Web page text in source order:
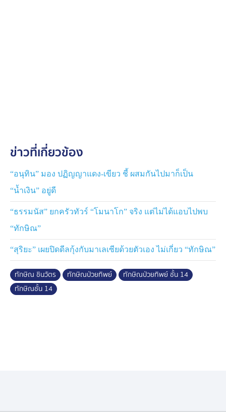
ข่าวที่เกี่ยวข้อง
“อนุทิน” มอง ปฏิญญาแดง-เขียว ชี้ ผสมกันไปมาก็เป็น
“น้ำเงิน” อยู่ดี
“ธรรมนัส” ยกครัวทัวร์ “โมนาโก” จริง แต่ไม่ได้แอบไปพบ
“ทักษิณ”
“สุริยะ” เผยปิดดีลกุ้งกับมาเลเซียด้วยตัวเอง ไม่เกี่ยว “ทักษิณ”
ทักษิณ ชินวัตร ทักษิณป่วยทิพย์
ทักษิณป่วยทิพย์ ชั้น 14
ทักษิณชั้น 14